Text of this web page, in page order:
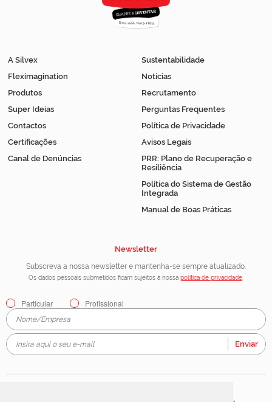
A Silvex
Fleximagination
Produtos
Super Ideias
Contactos
Certificações
Canal de Denúncias
Sustentabilidade
Notícias
Recrutamento
Perguntas Frequentes
Política de Privacidade
Avisos Legais
PRR: Plano de Recuperação e
Resiliência
Política do Sistema de Gestão
Integrada
Manual de Boas Práticas
Newsletter
Subscreva a nossa newsletter e mantenha-se sempre atualizado.
Os dados pessoais submetidos ficam sujeitos à nossa política de privacidade
Particular Profissional
Enviar